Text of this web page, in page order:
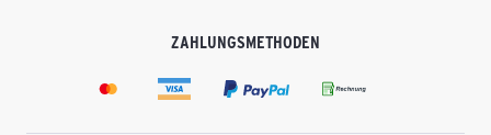
ZAHLUNGSMETHODEN